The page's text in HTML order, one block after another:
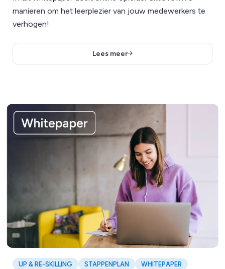
manieren om het leerplezier van jouw medewerkers te
verhogen!
Lees meer
Lees meer over In 7 stappen excelleren met online leren
UP & RE-SKILLING STAPPENPLAN WHITEPAPER